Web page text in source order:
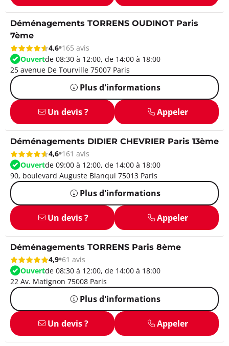
Déménagements TORRENS OUDINOT Paris
7ème
4,6 165 avis
Ouvertde 08:30 à 12:00, de 14:00 à 18:00
25 avenue De Tourville 75007 Paris
Plus d'informations
Un devis ? Appeler
Déménagements DIDIER CHEVRIER Paris 13ème
4,6 161 avis
Ouvertde 09:00 à 12:00, de 14:00 à 18:00
90, boulevard Auguste Blanqui 75013 Paris
Plus d'informations
Un devis ? Appeler
Déménagements TORRENS Paris 8ème
4,9 61 avis
Ouvertde 08:30 à 12:00, de 14:00 à 18:00
22 Av. Matignon 75008 Paris
Plus d'informations
Un devis ? Appeler